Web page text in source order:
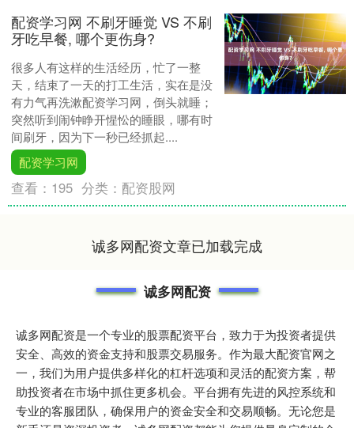
配资学习网 不刷牙睡觉 VS 不刷
牙吃早餐, 哪个更伤身?
很多人有这样的生活经历，忙了一整
天，结束了一天的打工生活，实在是没
有力气再洗漱配资学习网，倒头就睡；
突然听到闹钟睁开惺忪的睡眼，哪有时
间刷牙，因为下一秒已经抓起....
配资学习网
查看： 195 分类： 配资股网
诚多网配资文章已加载完成
诚多网配资
诚多网配资是一个专业的股票配资平台，致力于为投资者提供
安全、高效的资金支持和股票交易服务。作为最大配资官网之
一，我们为用户提供多样化的杠杆选项和灵活的配资方案，帮
助投资者在市场中抓住更多机会。平台拥有先进的风控系统和
专业的客服团队，确保用户的资金安全和交易顺畅。无论您是